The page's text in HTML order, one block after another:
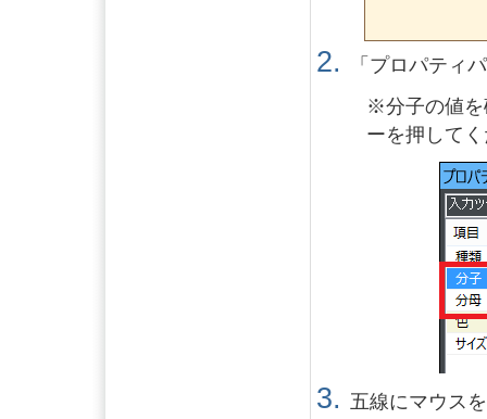
「プロパティ
※分子の値を
ーを押して
五線にマウス